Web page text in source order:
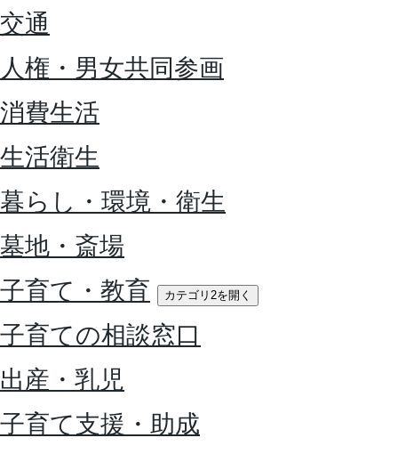
交通
人権・男女共同参画
消費生活
生活衛生
暮らし・環境・衛生
墓地・斎場
子育て・教育
カテゴリ2を開く
子育ての相談窓口
出産・乳児
子育て支援・助成